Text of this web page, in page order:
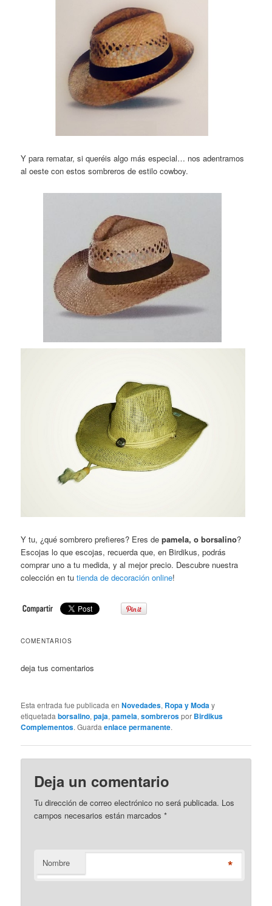
Y para rematar, si queréis algo más especial… nos adentramos
al oeste con estos sombreros de estilo cowboy.
Y tu, ¿qué sombrero prefieres? Eres depamela, o borsalino?
Escojas lo que escojas, recuerda que, en Birdikus, podrás
comprar uno a tu medida, y al mejor precio. Descubre nuestra
colección en tutienda de decoración online!
COMENTARIOS
deja tus comentarios
Esta entrada fue publicada enNovedades, Ropa y Moday
etiquetadaborsalino,paja,pamela,sombrerospor Birdikus
Complementos. Guardaenlace permanente.
Deja un comentario
Tu dirección de correo electrónico no será publicada. Los
campos necesarios están marcados*
Nombre *